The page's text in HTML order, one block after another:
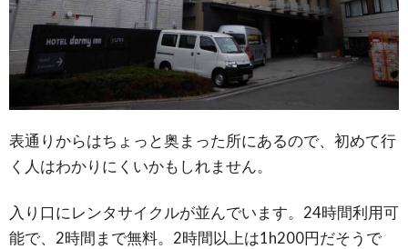
表通りからはちょっと奥まった所にあるので、初めて行
く人はわかりにくいかもしれません。
入り口にレンタサイクルが並んでいます。24時間利用可
能で、2時間まで無料。2時間以上は1h200円だそうで